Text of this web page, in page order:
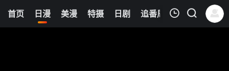
首页 日漫 美漫 特摄 日剧 追番周表 今日更新
0